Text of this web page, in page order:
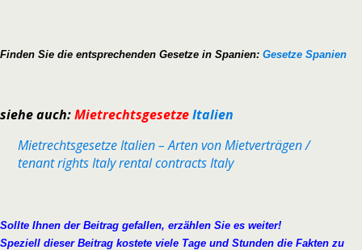
Finden Sie die entsprechenden Gesetze in Spanien: Gesetze Spanien
siehe auch:MietrechtsgesetzeItalien
Mietrechtsgesetze Italien – Arten von Mietverträgen /
tenant rights Italy rental contracts Italy
Sollte Ihnen der Beitrag gefallen, erzählen Sie es weiter!
Speziell dieser Beitrag kostete viele Tage und Stunden die Fakten zu